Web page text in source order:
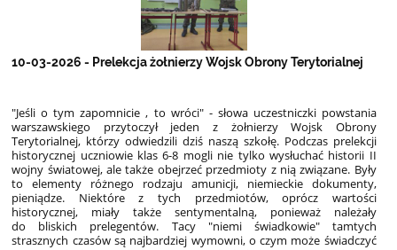
10-03-2026 - Prelekcja żołnierzy Wojsk Obrony Terytorialnej
"Jeśli o tym zapomnicie , to wróci" - słowa uczestniczki powstania
warszawskiego przytoczył jeden z żołnierzy Wojsk Obrony
Terytorialnej, którzy odwiedzili dziś naszą szkołę. Podczas prelekcji
historycznej uczniowie klas 6-8 mogli nie tylko wysłuchać historii II
wojny światowej, ale także obejrzeć przedmioty z nią związane. Były
to elementy różnego rodzaju amunicji, niemieckie dokumenty,
pieniądze. Niektóre z tych przedmiotów, oprócz wartości
historycznej, miały także sentymentalną, ponieważ należały
do bliskich prelegentów. Tacy "niemi świadkowie" tamtych
strasznych czasów są najbardziej wymowni, o czym może świadczyć